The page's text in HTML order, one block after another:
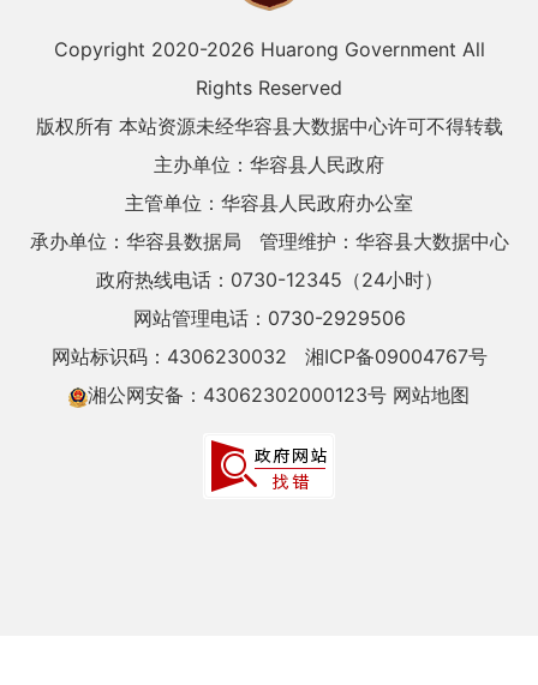
Copyright 2020-2026 Huarong Government All
Rights Reserved
版权所有 本站资源未经华容县大数据中心许可不得转载
主办单位：华容县人民政府
主管单位：华容县人民政府办公室
承办单位：华容县数据局
管理维护：华容县大数据中心
政府热线电话：0730-12345（24小时）
网站管理电话：0730-2929506
网站标识码：4306230032
湘ICP备09004767号
湘公网安备：43062302000123号 网站地图